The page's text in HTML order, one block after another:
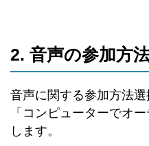
2. 音声の参加方
音声に関する参加方法選
「コンピューターでオ
します。